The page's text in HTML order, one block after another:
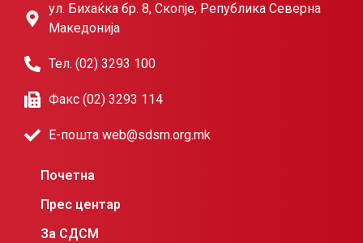
ул. Бихаќка бр. 8, Скопје, Република Северна
Македонија
Тел. (02) 3293 100
Факс (02) 3293 114
Е-пошта web@sdsm.org.mk
Почетна
Прес центар
За СДСМ